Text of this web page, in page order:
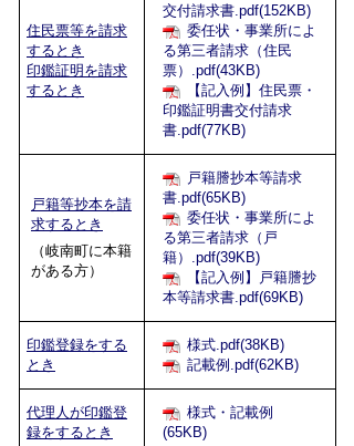
住民票等を請求
するとき
印鑑証明を請求
するとき
交付請求書.pdf(152KB)
委任状・事業所によ
る第三者請求（住民
票）.pdf(43KB)
【記入例】住民票・
印鑑証明書交付請求
書.pdf(77KB)
戸籍等抄本を請
求するとき
（岐南町に本籍
がある方）
戸籍謄抄本等請求
書.pdf(65KB)
委任状・事業所によ
る第三者請求（戸
籍）.pdf(39KB)
【記入例】戸籍謄抄
本等請求書.pdf(69KB)
印鑑登録をする
とき
様式.pdf(38KB)
記載例.pdf(62KB)
代理人が印鑑登
録をするとき
様式・記載例
(65KB)